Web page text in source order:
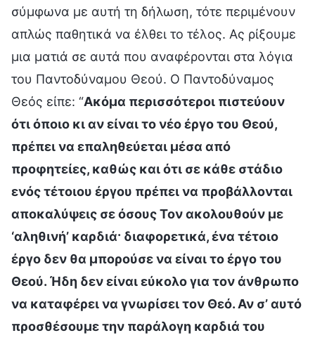
σύμφωνα με αυτή τη δήλωση, τότε περιμένουν
απλώς παθητικά να έλθει το τέλος. Ας ρίξουμε
μια ματιά σε αυτά που αναφέρονται στα λόγια
του Παντοδύναμου Θεού. Ο Παντοδύναμος
Θεός είπε: “Ακόμα περισσότεροι πιστεύουν
ότι όποιο κι αν είναι το νέο έργο του Θεού,
πρέπει να επαληθεύεται μέσα από
προφητείες, καθώς και ότι σε κάθε στάδιο
ενός τέτοιου έργου πρέπει να προβάλλονται
αποκαλύψεις σε όσους Τον ακολουθούν με
‘αληθινή’ καρδιά· διαφορετικά, ένα τέτοιο
έργο δεν θα μπορούσε να είναι το έργο του
Θεού. Ήδη δεν είναι εύκολο για τον άνθρωπο
να καταφέρει να γνωρίσει τον Θεό. Αν σ’ αυτό
προσθέσουμε την παράλογη καρδιά του